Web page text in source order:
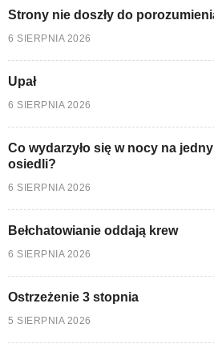
Strony nie doszły do
6 SIERPNIA 2026
Upał
6 SIERPNIA 2026
Co wydarzyło się w nocy na
osiedli?
6 SIERPNIA 2026
Bełchatowianie oddają krew
6 SIERPNIA 2026
Ostrzeżenie 3 stopnia
5 SIERPNIA 2026